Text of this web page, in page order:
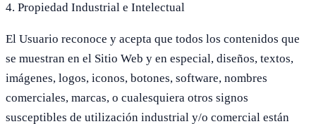
4. Propiedad Industrial e Intelectual
El Usuario reconoce y acepta que todos los contenidos que
se muestran en el Sitio Web y en especial, diseños, textos,
imágenes, logos, iconos, botones, software, nombres
comerciales, marcas, o cualesquiera otros signos
susceptibles de utilización industrial y/o comercial están